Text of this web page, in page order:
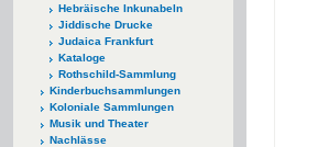
Hebräische Inkunabeln
Jiddische Drucke
Judaica Frankfurt
Kataloge
Rothschild-Sammlung
Kinderbuchsammlungen
Koloniale Sammlungen
Musik und Theater
Nachlässe